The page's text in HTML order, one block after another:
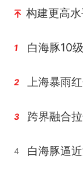
构建更高
1 白海豚10
2 上海暴雨
3 跨界融合
4 白海豚逼